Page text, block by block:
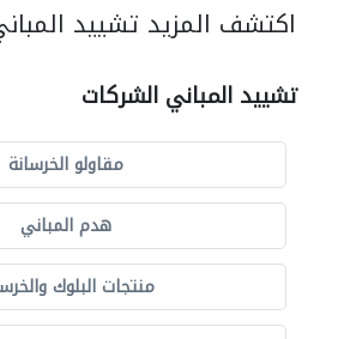
اكتشف المزيد تشييد
تشييد المباني الشركات
مقاولو الخرسانة
هدم المباني
منتجات البلوك